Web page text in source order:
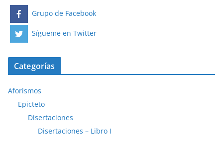
Grupo de Facebook
Sígueme en Twitter
Categorías
Aforismos
Epicteto
Disertaciones
Disertaciones – Libro I